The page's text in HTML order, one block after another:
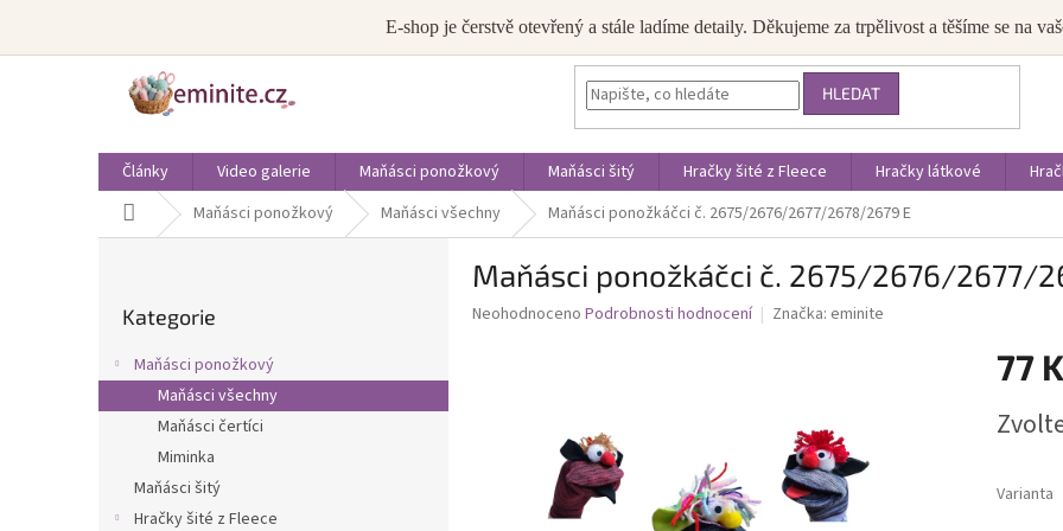
E-shop je čerstvě otevřený a stále ladíme detaily. Děkujeme za trpělivost a těšíme se na
obsah
JAK NAKUPOVAT OBCHODNÍ PODMÍNKY PODMÍNKY OCHRANY
HLEDAT
Články Video galerie Maňásci ponožkový Maňásci šitý Hračky šité z Fleece Hračky látkové
Domů Maňásci ponožkový Maňásci všechny Maňásci ponožkáčci č. 2675/2676/2677/2678/2679 E
a
n
kategorie
Kategorie
Maňásci ponožkový
Maňásci všechny
Maňásci čertíci
Miminka
Maňásci šitý
Hračky šité z Fleece
Maňásci ponožkáčci č. 2675/2676/2677/
Průměrné
Neohodnoceno Podrobnosti hodnocení Značka: eminite
77
cena:
Varianta